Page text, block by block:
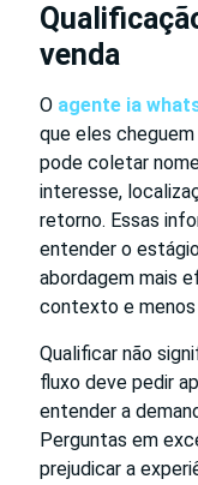
venda
O agente ia
que eles
pode coletar
interesse,
retorno. Essas
entender o
abordagem mais
contexto e
Qualificar não
fluxo deve pedir
entender a
Perguntas em
prejudicar a